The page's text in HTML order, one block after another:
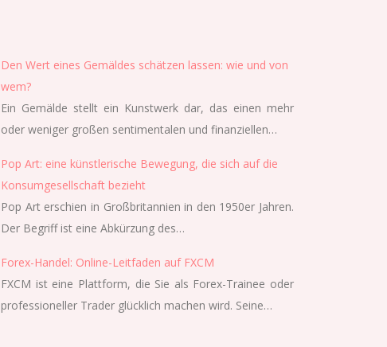
Den Wert eines Gemäldes schätzen lassen: wie und von
wem?
Ein Gemälde stellt ein Kunstwerk dar, das einen mehr
oder weniger großen sentimentalen und finanziellen…
Pop Art: eine künstlerische Bewegung, die sich auf die
Konsumgesellschaft bezieht
Pop Art erschien in Großbritannien in den 1950er Jahren.
Der Begriff ist eine Abkürzung des…
Forex-Handel: Online-Leitfaden auf FXCM
FXCM ist eine Plattform, die Sie als Forex-Trainee oder
professioneller Trader glücklich machen wird. Seine…